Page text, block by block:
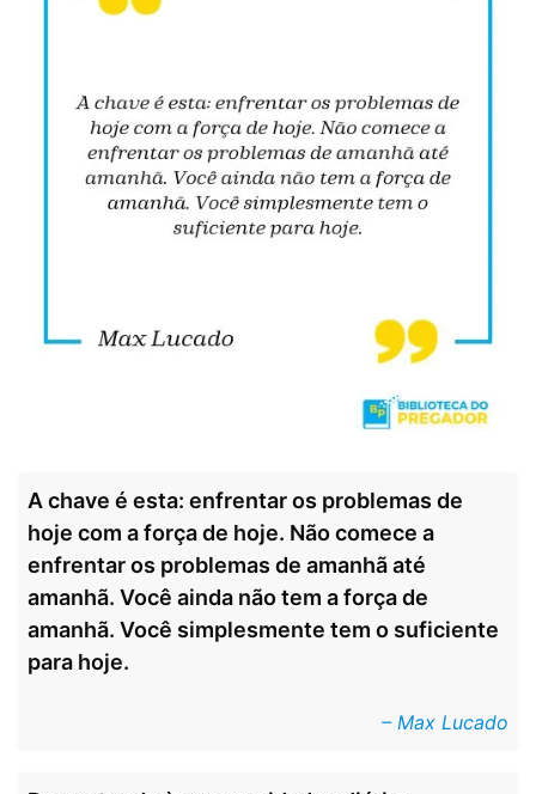
A chave é esta: enfrentar os problemas de
hoje com a força de hoje. Não comece a
enfrentar os problemas de amanhã até
amanhã. Você ainda não tem a força de
amanhã. Você simplesmente tem o suficiente
para hoje.
– Max Lucado